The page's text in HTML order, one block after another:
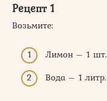
Рецепт 1
Возьмите:
Лимон – 1 шт.
Вода – 1 литр.